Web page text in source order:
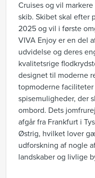
Cruises og vil
skib. Skibet skal efter
2025 og vil i første
VIVA Enjoy er en del
udvidelse og deres
kvalitetsrige
designet til moderne
topmoderne
spisemuligheder, der
ombord. Dets
afgår fra Frankfurt i
Østrig, hvilket lover
udforskning af nogle
landskaber og livlige